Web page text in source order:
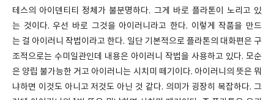
테스의 아이덴티티 정체가 불분명하다. 그게 바로 플라톤이 노리고 있
는 것이다. 우선 바로 그것을 아이러니라고 한다. 이렇게 작품을 만드
는 걸 아이러니 작법이라고 한다. 일단 기본적으로 플라톤의 대화편은 구
조적으로는 수미일관인데 내용은 아이러니 작법을 사용하고 있다. 모순
은 양립 불가능한 거고 아이러니는 시치미 떼기이다. 아이러니의 뜻은 뭐
냐하면 이것도 아니고 저것도 아닌 것 같다. 의미가 굉장히 복잡하다. 그